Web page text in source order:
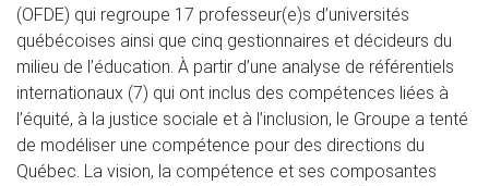
(OFDE) qui regroupe 17 professeur(e)s d’universités
québécoises ainsi que cinq gestionnaires et décideurs du
milieu de l’éducation. À partir d’une analyse de référentiels
internationaux (7) qui ont inclus des compétences liées à
l’équité, à la justice sociale et à l’inclusion, le Groupe a tenté
de modéliser une compétence pour des directions du
Québec. La vision, la compétence et ses composantes